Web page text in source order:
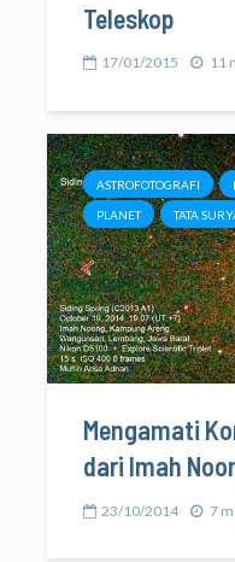
Teleskop
17/01/2015 11
ASTROFOTOGRAFI
PLANET TATA
Mengamati
dari Imah
23/10/2014 7